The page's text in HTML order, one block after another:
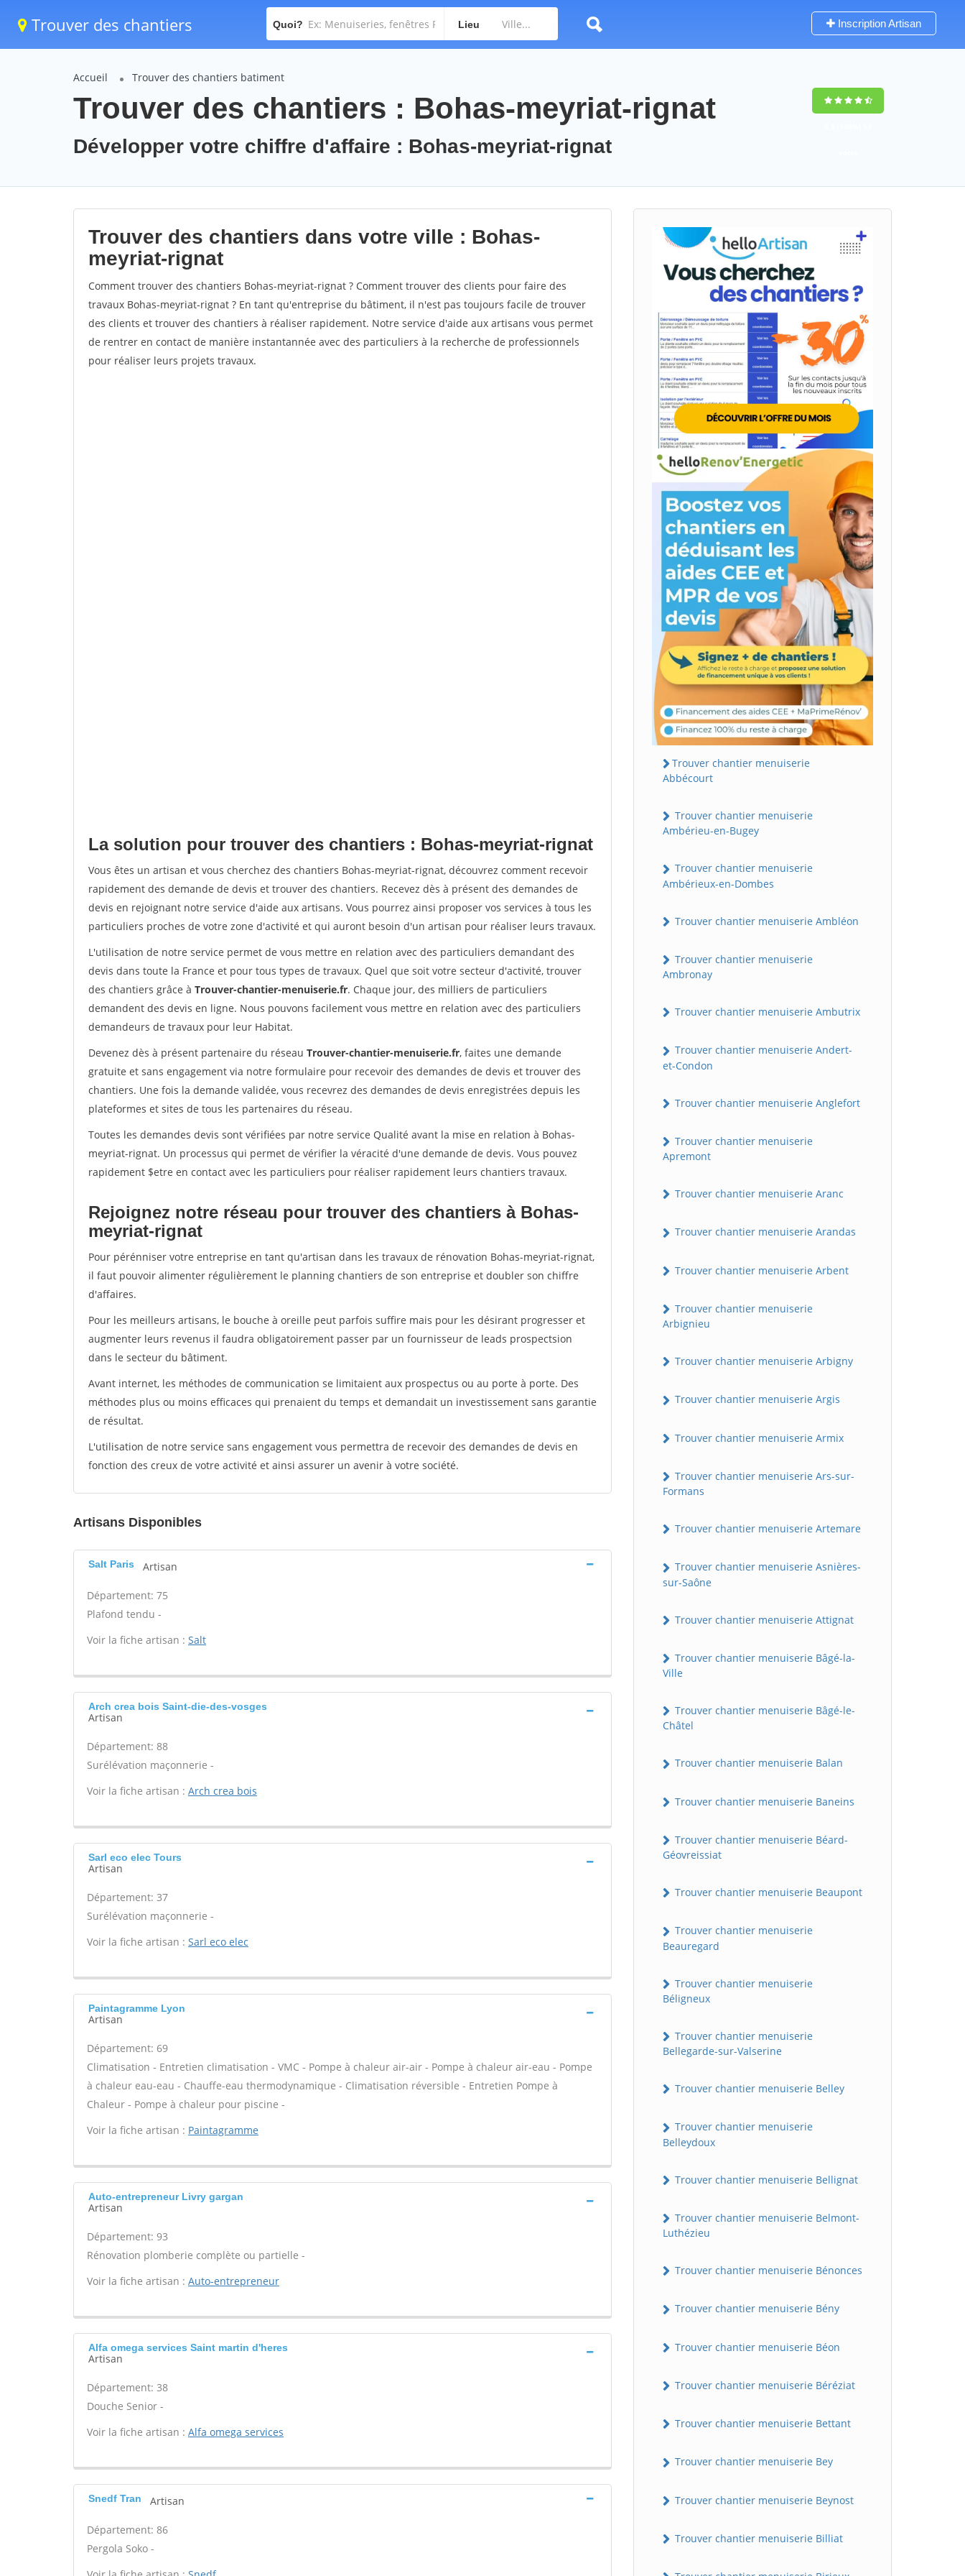
Trouver des chantiers Quoi? Lieu Inscription Artisan
Accueil Trouver des chantiers batiment
Trouver des chantiers : Bohas-meyriat-rignat
Développer votre chiffre d'affaire : Bohas-meyriat-rignat
Trouver des chantiers dans votre ville : Bohas-
meyriat-rignat
Comment trouver des chantiers Bohas-meyriat-rignat ? Comment trouver des clients pour faire des
travaux Bohas-meyriat-rignat ? En tant qu'entreprise du bâtiment, il n'est pas toujours facile de trouver
des clients et trouver des chantiers à réaliser rapidement. Notre service d'aide aux artisans vous permet
de rentrer en contact de manière instantannée avec des particuliers à la recherche de professionnels
pour réaliser leurs projets travaux.
La solution pour trouver des chantiers : Bohas-meyriat-rignat
Vous êtes un artisan et vous cherchez des chantiers Bohas-meyriat-rignat, découvrez comment recevoir
rapidement des demande de devis et trouver des chantiers. Recevez dès à présent des demandes de
devis en rejoignant notre service d'aide aux artisans. Vous pourrez ainsi proposer vos services à tous les
particuliers proches de votre zone d'activité et qui auront besoin d'un artisan pour réaliser leurs travaux.
L'utilisation de notre service permet de vous mettre en relation avec des particuliers demandant des
devis dans toute la France et pour tous types de travaux. Quel que soit votre secteur d'activité, trouver
des chantiers grâce à Trouver-chantier-menuiserie.fr. Chaque jour, des milliers de particuliers
demandent des devis en ligne. Nous pouvons facilement vous mettre en relation avec des particuliers
demandeurs de travaux pour leur Habitat.
Devenez dès à présent partenaire du réseau Trouver-chantier-menuiserie.fr, faites une demande
gratuite et sans engagement via notre formulaire pour recevoir des demandes de devis et trouver des
chantiers. Une fois la demande validée, vous recevrez des demandes de devis enregistrées depuis les
plateformes et sites de tous les partenaires du réseau.
Toutes les demandes devis sont vérifiées par notre service Qualité avant la mise en relation à Bohas-
meyriat-rignat. Un processus qui permet de vérifier la véracité d'une demande de devis. Vous pouvez
rapidement $etre en contact avec les particuliers pour réaliser rapidement leurs chantiers travaux.
Rejoignez notre réseau pour trouver des chantiers à Bohas-
meyriat-rignat
Pour pérénniser votre entreprise en tant qu'artisan dans les travaux de rénovation Bohas-meyriat-rignat,
il faut pouvoir alimenter régulièrement le planning chantiers de son entreprise et doubler son chiffre
d'affaires.
Pour les meilleurs artisans, le bouche à oreille peut parfois suffire mais pour les désirant progresser et
augmenter leurs revenus il faudra obligatoirement passer par un fournisseur de leads prospectsion
dans le secteur du bâtiment.
Avant internet, les méthodes de communication se limitaient aux prospectus ou au porte à porte. Des
méthodes plus ou moins efficaces qui prenaient du temps et demandait un investissement sans garantie
de résultat.
L'utilisation de notre service sans engagement vous permettra de recevoir des demandes de devis en
fonction des creux de votre activité et ainsi assurer un avenir à votre société.
Artisans Disponibles
Salt Paris Artisan
Département: 75
Plafond tendu -
Voir la fiche artisan : Salt
Arch crea bois Saint-die-des-vosges
Artisan
Département: 88
Surélévation maçonnerie -
Voir la fiche artisan : Arch crea bois
Sarl eco elec Tours
Artisan
Département: 37
Surélévation maçonnerie -
Voir la fiche artisan : Sarl eco elec
Paintagramme Lyon
Artisan
Département: 69
Climatisation - Entretien climatisation - VMC - Pompe à chaleur air-air - Pompe à chaleur air-eau - Pompe
à chaleur eau-eau - Chauffe-eau thermodynamique - Climatisation réversible - Entretien Pompe à
Chaleur - Pompe à chaleur pour piscine -
Voir la fiche artisan : Paintagramme
Auto-entrepreneur Livry gargan
Artisan
Département: 93
Rénovation plomberie complète ou partielle -
Voir la fiche artisan : Auto-entrepreneur
Alfa omega services Saint martin d'heres
Artisan
Département: 38
Douche Senior -
Voir la fiche artisan : Alfa omega services
Snedf Tran Artisan
Département: 86
Pergola Soko -
Trouver chantier menuiserie
Abbécourt
Trouver chantier menuiserie
Ambérieu-en-Bugey
Trouver chantier menuiserie
Ambérieux-en-Dombes
Trouver chantier menuiserie Ambléon
Trouver chantier menuiserie
Ambronay
Trouver chantier menuiserie Ambutrix
Trouver chantier menuiserie Andert-
et-Condon
Trouver chantier menuiserie Anglefort
Trouver chantier menuiserie
Apremont
Trouver chantier menuiserie Aranc
Trouver chantier menuiserie Arandas
Trouver chantier menuiserie Arbent
Trouver chantier menuiserie
Arbignieu
Trouver chantier menuiserie Arbigny
Trouver chantier menuiserie Argis
Trouver chantier menuiserie Armix
Trouver chantier menuiserie Ars-sur-
Formans
Trouver chantier menuiserie Artemare
Trouver chantier menuiserie Asnières-
sur-Saône
Trouver chantier menuiserie Attignat
Trouver chantier menuiserie Bâgé-la-
Ville
Trouver chantier menuiserie Bâgé-le-
Châtel
Trouver chantier menuiserie Balan
Trouver chantier menuiserie Baneins
Trouver chantier menuiserie Béard-
Géovreissiat
Trouver chantier menuiserie Beaupont
Trouver chantier menuiserie
Beauregard
Trouver chantier menuiserie
Béligneux
Trouver chantier menuiserie
Bellegarde-sur-Valserine
Trouver chantier menuiserie Belley
Trouver chantier menuiserie
Belleydoux
Trouver chantier menuiserie Bellignat
Trouver chantier menuiserie Belmont-
Luthézieu
Trouver chantier menuiserie Bénonces
Trouver chantier menuiserie Bény
Trouver chantier menuiserie Béon
Trouver chantier menuiserie Béréziat
Trouver chantier menuiserie Bettant
Trouver chantier menuiserie Bey
Trouver chantier menuiserie Beynost
Trouver chantier menuiserie Billiat